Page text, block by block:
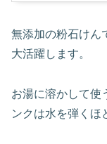
無添加の粉石けん
大活躍します。
お湯に溶かして使
ンクは水を弾くほ